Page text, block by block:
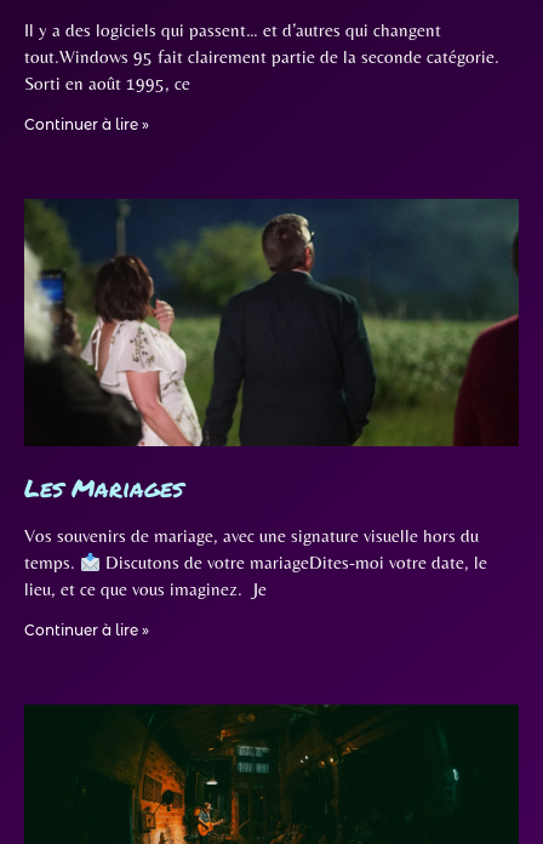
Il y a des logiciels qui passent… et d’autres qui changent
tout.Windows 95 fait clairement partie de la seconde catégorie.
Sorti en août 1995, ce
Continuer à lire »
Les Mariages
Vos souvenirs de mariage, avec une signature visuelle hors du
temps.
Discutons de votre mariageDites-moi votre date, le
lieu, et ce que vous imaginez. Je
Continuer à lire »